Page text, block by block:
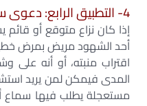
4- التطبيق الرابع: دعوى سماع شاهد يخشى عليه:
إذا كان نزاع متوقع أو
أحد الشهود مريض بمرض
اقتراب منبته، أو أنه على
المدى فيمكن لمن يريد
مستعجلة يطلب فيها سماع